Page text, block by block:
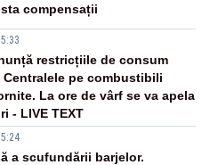
compensații
restricțiile de consum
Centralele pe combustibili
La ore de vârf se va apela
- LIVE TEXT
a scufundării barjelor.